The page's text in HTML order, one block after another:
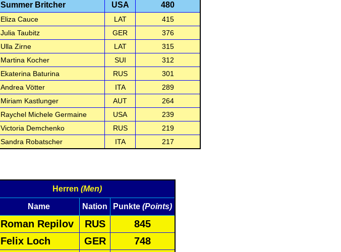
Summer Britcher USA 480
Eliza Cauce LAT
415
Julia Taubitz GER
376
Ulla Zirne LAT
315
Martina Kocher SUI
312
Ekaterina Baturina RUS
301
Andrea Vötter ITA
289
Miriam Kastlunger AUT
264
Raychel Michele Germaine USA
239
Victoria Demchenko RUS
219
Sandra Robatscher ITA 217
Herren (Men)
Name Nation Punkte (Points)
Roman Repilov RUS
845
Felix Loch GER
748